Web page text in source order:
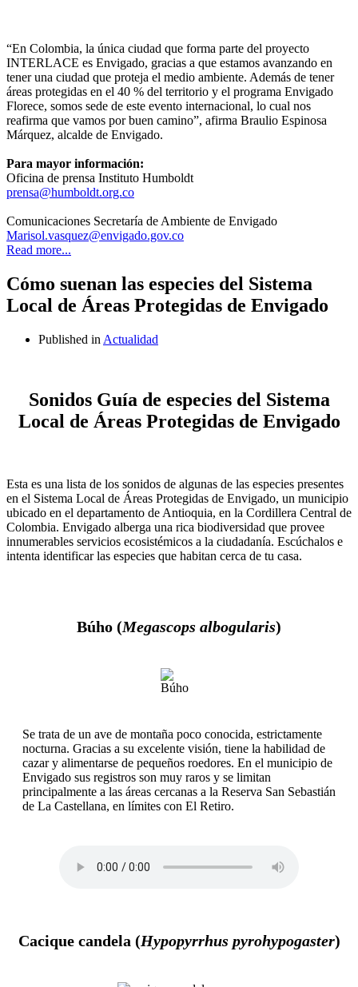
“En Colombia, la única ciudad que forma parte del proyecto
INTERLACE es Envigado, gracias a que estamos avanzando en
tener una ciudad que proteja el medio ambiente. Además de tener
áreas protegidas en el 40 % del territorio y el programa Envigado
Florece, somos sede de este evento internacional, lo cual nos
reafirma que vamos por buen camino”, afirma Braulio Espinosa
Márquez, alcalde de Envigado.
Para mayor información:
Oficina de prensa Instituto Humboldt
prensa@humboldt.org.co
Comunicaciones Secretaría de Ambiente de Envigado
Marisol.vasquez@envigado.gov.co
Read more...
Cómo suenan las especies del Sistema
Local de Áreas Protegidas de Envigado
Published in Actualidad
Sonidos Guía de especies del Sistema
Local de Áreas Protegidas de Envigado
Esta es una lista de los sonidos de algunas de las especies presentes
en el Sistema Local de Áreas Protegidas de Envigado, un municipio
ubicado en el departamento de Antioquia, en la Cordillera Central de
Colombia. Envigado alberga una rica biodiversidad que provee
innumerables servicios ecosistémicos a la ciudadanía. Escúchalos e
intenta identificar las especies que habitan cerca de tu casa.
Búho (Megascops albogularis)
Se trata de un ave de montaña poco conocida, estrictamente
nocturna. Gracias a su excelente visión, tiene la habilidad de
cazar y alimentarse de pequeños roedores. En el municipio de
Envigado sus registros son muy raros y se limitan
principalmente a las áreas cercanas a la Reserva San Sebastián
de La Castellana, en límites con El Retiro.
Cacique candela (Hypopyrrhus pyrohypogaster)